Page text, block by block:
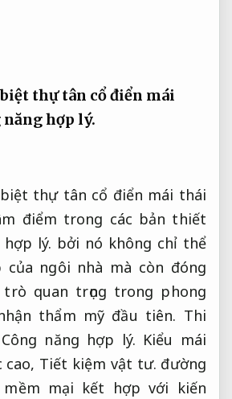
thự tân cổ điển mái
năng hợp lý.
thự tân cổ điển mái thái
điểm trong các bản thiết
hợp lý. bởi nó không chỉ thể
của ngôi nhà mà còn đóng
quan trọng trong phong
thẩm mỹ đầu tiên. Thi
Công năng hợp lý. Kiểu mái
cao, Tiết kiệm vật tư. đường
mại kết hợp với kiến